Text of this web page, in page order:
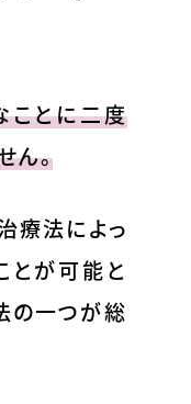
ことに二度
ん。
療法によっ
とが可能と
の一つが総